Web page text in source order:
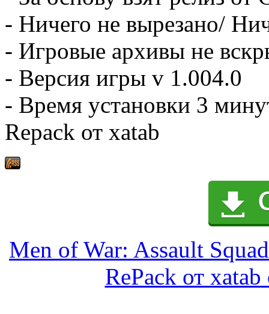
- Ничего не вырезано/
- Игровые архивы не
- Версия игры v 1.004.0
- Время установки 3
Repack от xatab
Men of War: Assault
RePack от xatab